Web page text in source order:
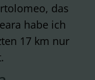
das
habe ich
17 km nur